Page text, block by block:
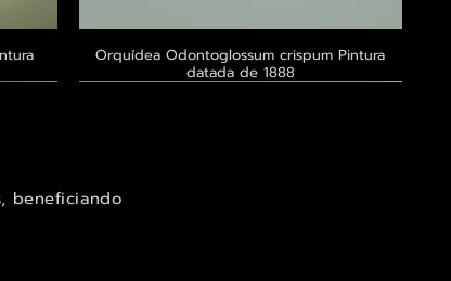
Visualização rápida
Orquídea Odontoglossum crispum Pintura
datada de 1888
beneficiando